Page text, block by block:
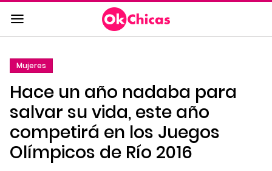
Saltar
al
contenido
a
la
navegación
principal
Mujeres
Hace un año nadaba para
salvar su vida, este año
competirá en los Juegos
Olímpicos de Río 2016